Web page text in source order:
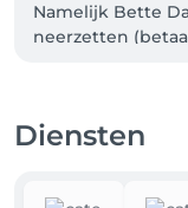
Namelijk Bette
neerzetten
Diensten